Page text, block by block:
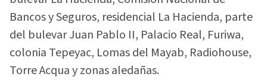
Bancos y Seguros, residencial La Hacienda, parte
del bulevar Juan Pablo II, Palacio Real, Furiwa,
colonia Tepeyac, Lomas del Mayab, Radiohouse,
Torre Acqua y zonas aledañas.